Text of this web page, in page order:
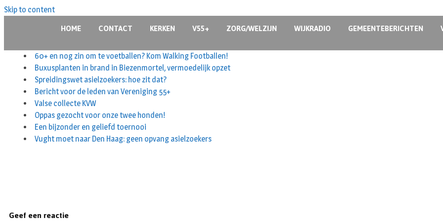
Skip to content
HOME CONTACT KERKEN V55+ ZORG/WELZIJN WIJKRADIO GEMEENTEBERICHTEN
60+ en nog zin om te voetballen? Kom Walking Footballen!
Buxusplanten in brand in Biezenmortel, vermoedelijk opzet
Spreidingswet asielzoekers: hoe zit dat?
Bericht voor de leden van Vereniging 55+
Valse collecte KVW
Oppas gezocht voor onze twee honden!
Een bijzonder en geliefd toernooi
Vught moet naar Den Haag: geen opvang asielzoekers
Geef een reactie